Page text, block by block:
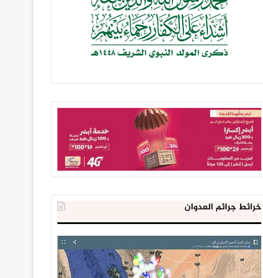
خرائط جرائم العدوان